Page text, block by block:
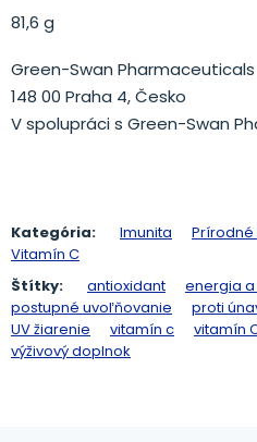
81,6 g
Green-Swan Pharmaceuticals
148 00 Praha 4, Česko
V spolupráci s Green-Swan
Kategória: Imunita Prírodné
Vitamín C
Štítky:
antioxidant energia a
postupné uvoľňovanie
proti
UV žiarenie
vitamín c vitamín
výživový doplnok